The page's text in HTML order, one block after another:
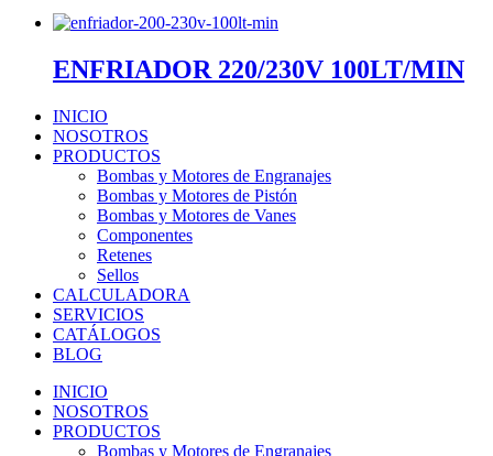
ENFRIADOR 220/230V 100LT/MIN
INICIO
NOSOTROS
PRODUCTOS
Bombas y Motores de Engranajes
Bombas y Motores de Pistón
Bombas y Motores de Vanes
Componentes
Retenes
Sellos
CALCULADORA
SERVICIOS
CATÁLOGOS
BLOG
INICIO
NOSOTROS
PRODUCTOS
Bombas y Motores de Engranajes